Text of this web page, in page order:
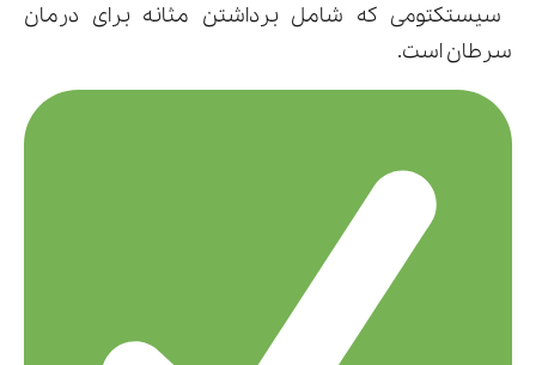
سیستکتومی که شامل برداشتن مثانه برای درمان
سرطان است.